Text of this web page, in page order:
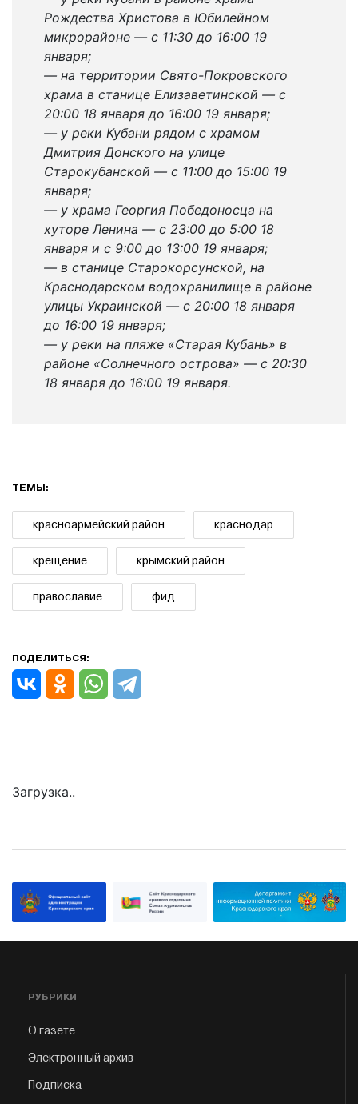
Рождества Христова в Юбилейном
микрорайоне — с 11:30 до 16:00 19
января;
— на территории Свято-Покровского
храма в станице Елизаветинской — с
20:00 18 января до 16:00 19 января;
— у реки Кубани рядом с храмом
Дмитрия Донского на улице
Старокубанской — с 11:00 до 15:00 19
января;
— у храма Георгия Победоносца на
хуторе Ленина — с 23:00 до 5:00 18
января и с 9:00 до 13:00 19 января;
— в станице Старокорсунской, на
Краснодарском водохранилище в районе
улицы Украинской — с 20:00 18 января
до 16:00 19 января;
— у реки на пляже «Старая Кубань» в
районе «Солнечного острова» — с 20:30
18 января до 16:00 19 января.
ТЕМЫ:
красноармейский район краснодар
крещение крымский район
православие фид
ПОДЕЛИТЬСЯ:
Загрузка..
РУБРИКИ
О газете
Электронный архив
Подписка